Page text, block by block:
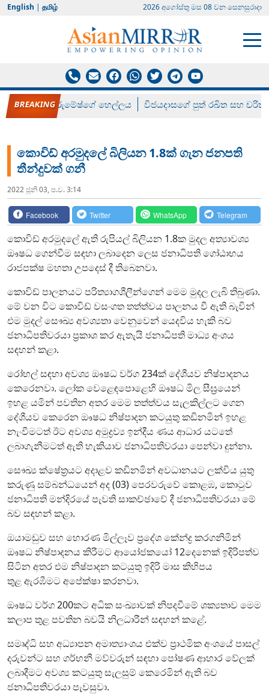
English | தமிழ் 2026 අගෝස්‍තු මස 08 වන සෙනසුරාදා
රන් ගෙනා රුමේෂ්ගේ හෙල්ලය විජයදාසගේ පුත් රඛිත සහ චරිත්
කොවිඩ් අරමුදලේ බිලියන 1.8ක් ගැන ජනපති
තීන්දුවක් ගනී
2022 ජූනි 03, ප.ව. 3:14
Facebook Twitter WhatsApp Telegram
කොවිඩ් අරමුදලේ ඇති රුපියල් බිලියන 1.8ක මුදල අත්‍යාවශ්‍ය
ඖෂධ ගෙන්වීම සඳහා ලබාදෙන ලෙස ජනාධිපති ගෝඨාභය
රාජපක්ෂ මහතා උපදෙස් දී තිබෙනවා.
කොවිඩ් පාලනයට පරිත්‍යාගශීලීන්ගෙන් මෙම මුදල ලැබි තිබුණා.
මේ වන විට කොවිඩ් වසංගත තත්ත්වය පාලනය වී ඇති බැවින්
එම මුදල් සෞඛ්‍ය අවශ්‍යතා වෙනුවෙන් යෙදවිය හැකි බව
ජනාධිපතිවරයා ප්‍රකාශ කර ඇතැයි ජනාධිපති මාධ්‍ය අංශය
සඳහන් කළා.
රෝහල් සඳහා අවශ්‍ය ඖෂධ වර්ග 234ක් දේශීයව නිෂ්පාදනය
කෙරෙනවා. ලෝක වෙළෙඳපොළෙහි ඖෂධ මිල සීඝ්‍රයෙන්
ඉහළ යමින් පවතින අතර මෙම තත්ත්වය සැලකිල්ලට ගෙන
දේශීයව කෙරෙන ඖෂධ නිෂ්පාදන කටයුතු කඩිනමින් ඉහළ
නැංවීමටත් ඊට අවශ්‍ය අමුද්‍රව්‍ය ඉන්දීය ණය ආධාර යටතේ
ලබාගැනීමටත් ඇති හැකියාව ජනාධිපතිවරයා පෙන්වා දුන්නා.
සෞඛ්‍ය ක්ෂේත්‍රයට අදාළව කඩිනමින් අවධානයට ලක්විය යුතු
කරුණු සම්බන්ධයෙන් අද (03) පෙරවරුවේ කොළඹ, කොටුව
ජනාධිපති මන්දිරයේ පැවති සාකච්ඡාවේ දී ජනාධිපතිවරයා මේ
බව සඳහන් කළා.
ඔයාමඩුව සහ හොරණ මිල්ලෑව ප්‍රදේශ කේන්ද්‍ර කරගනිමින්
ඖෂධ නිෂ්පාදනය කිරීමට ආයෝජකයෝ 12දෙනෙක් ඉදිරිපත්ව
සිටින අතර එම නිෂ්පාදන කටයුතු ඉදිරි මාස කිහිපය
තුළ ඇරඹීමට අපේක්ෂා කරනවා.
ඖෂධ වර්ග 200කට අධික සංඛ්‍යාවක් නිපදවීමේ ශක්‍යතාව මෙම
කලාප තුළ පවතින බවයි නිලධාරීන් සඳහන් කළේ.
සමෘද්ධි සහ අධ්‍යාපන අමාත්‍යාංශය එක්ව ප්‍රාථමික අංශයේ පාසල්
දරුවන්ට සහ ගර්භනී මව්වරුන් සඳහා පෝෂණ ආහාර වේලක්
ලබාදීමට අවශ්‍ය කටයුතු සැලසුම් කෙරෙමින් ඇති බව
ජනාධිපතිවරයා පැවසුවා.